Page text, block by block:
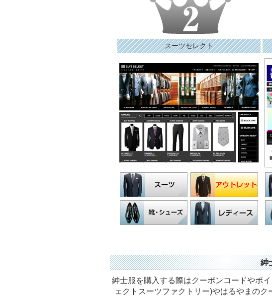
スーツセレクト
紳
紳士服を購入する際はクーポンコードやポ
ェクトスーツファクトリー)やはるやまの